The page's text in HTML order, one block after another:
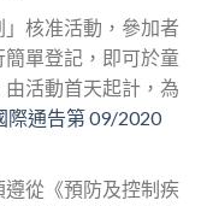
核准活動，參加者
單登記，即可於童
活動首天起計，為
際通告第 09/2020
從《預防及控制疾